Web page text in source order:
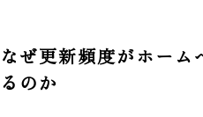
なぜ更新頻度がホー
るのか